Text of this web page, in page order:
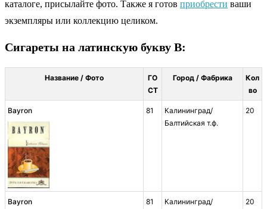
каталоге, присылайте фото. Также я готов приобрести ваши
экземпляры или коллекцию целиком.
Сигареты на латинскую букву B:
Название / Фото
ГО
СТ
Город / Фабрика
Кол
во
Bayron 81
Калининград/
Балтийская т.ф.
20
Bayron 81
Калининград/
20